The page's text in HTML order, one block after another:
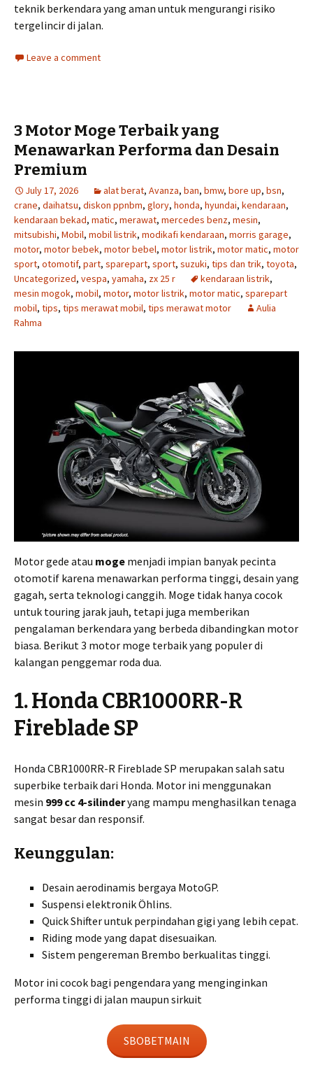
teknik berkendara yang aman untuk mengurangi risiko
tergelincir di jalan.
Leave a comment
3 Motor Moge Terbaik yang
Menawarkan Performa dan Desain
Premium
July 17, 2026 alat berat, Avanza, ban, bmw, bore up, bsn,
crane, daihatsu, diskon ppnbm, glory, honda, hyundai, kendaraan,
kendaraan bekad, matic, merawat, mercedes benz, mesin,
mitsubishi, Mobil, mobil listrik, modikafi kendaraan, morris garage,
motor, motor bebek, motor bebel, motor listrik, motor matic, motor
sport, otomotif, part, sparepart, sport, suzuki, tips dan trik, toyota,
Uncategorized, vespa, yamaha, zx 25 r kendaraan listrik,
mesin mogok, mobil, motor, motor listrik, motor matic, sparepart
mobil, tips, tips merawat mobil, tips merawat motor
Aulia
Rahma
Motor gede atau moge menjadi impian banyak pecinta
otomotif karena menawarkan performa tinggi, desain yang
gagah, serta teknologi canggih. Moge tidak hanya cocok
untuk touring jarak jauh, tetapi juga memberikan
pengalaman berkendara yang berbeda dibandingkan motor
biasa. Berikut 3 motor moge terbaik yang populer di
kalangan penggemar roda dua.
1. Honda CBR1000RR-R
Fireblade SP
Honda CBR1000RR-R Fireblade SP merupakan salah satu
superbike terbaik dari Honda. Motor ini menggunakan
mesin 999 cc 4-silinderyang mampu menghasilkan tenaga
sangat besar dan responsif.
Keunggulan:
Desain aerodinamis bergaya MotoGP.
Suspensi elektronik Öhlins.
Quick Shifter untuk perpindahan gigi yang lebih cepat.
Riding mode yang dapat disesuaikan.
Sistem pengereman Brembo berkualitas tinggi.
Motor ini cocok bagi pengendara yang menginginkan
performa tinggi di jalan maupun sirkuit
SBOBETMAIN